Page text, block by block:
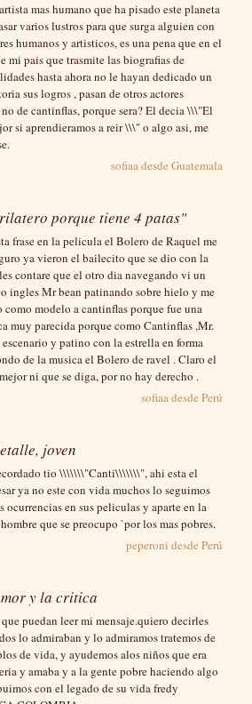
mas humano que ha pisado este planeta
varios lustros para que surga alguien con
humanos y artisticos, es una pena que en el
mi pais que trasmite las biografias de
hasta ahora no le hayan dedicado un
sus logros , pasan de otros actores
de cantinflas, porque sera? El decia \\\"El
si aprendieramos a reir \\\" o algo asi, me
sofiaa desde Guatemala
porque tiene 4 patas"
frase en la pelicula el Bolero de Raquel me
ya vieron el bailecito que se dio con la
contare que el otro dia navegando vi un
ingles Mr bean patinando sobre hielo y me
como modelo a cantinflas porque fue una
muy parecida porque como Cantinflas ,Mr.
y patino con la estrella en forma
de la musica el Bolero de ravel . Claro el
ni que se diga, por no hay derecho .
sofiaa desde Perú
joven
tio \\\\\\\"Canti\\\\\\\", ahi esta el
ya no este con vida muchos lo seguimos
ocurrencias en sus peliculas y aparte en la
que se preocupo `por los mas pobres.
peperoni desde Perú
y la critica
puedan leer mi mensaje.quiero decirles
lo admiraban y lo admiramos tratemos de
de vida, y ayudemos alos niños que era
y amaba y a la gente pobre haciendo algo
con el legado de su vida fredy